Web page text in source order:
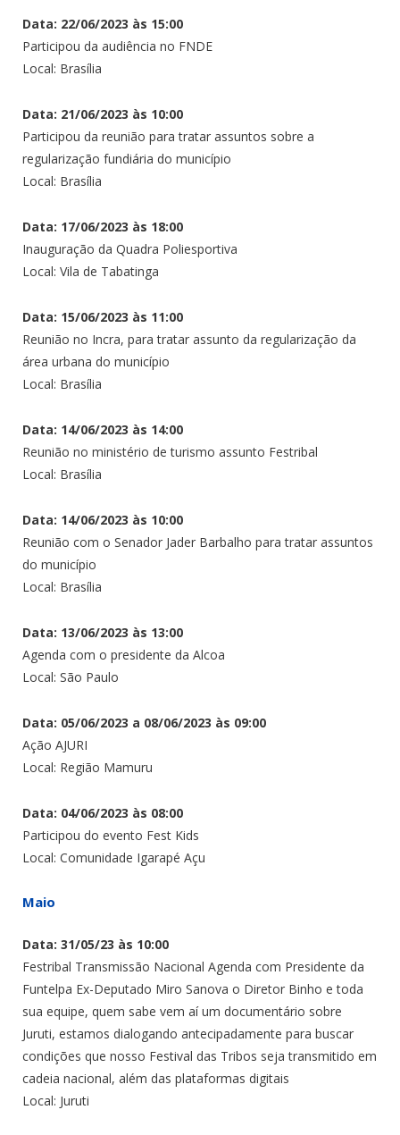
Data: 22/06/2023 às 15:00
Participou da audiência no FNDE
Local: Brasília
Data: 21/06/2023 às 10:00
Participou da reunião para tratar assuntos sobre a
regularização fundiária do município
Local: Brasília
Data: 17/06/2023 às 18:00
Inauguração da Quadra Poliesportiva
Local: Vila de Tabatinga
Data: 15/06/2023 às 11:00
Reunião no Incra, para tratar assunto da regularização da
área urbana do município
Local: Brasília
Data: 14/06/2023 às 14:00
Reunião no ministério de turismo assunto Festribal
Local: Brasília
Data: 14/06/2023 às 10:00
Reunião com o Senador Jader Barbalho para tratar assuntos
do município
Local: Brasília
Data: 13/06/2023 às 13:00
Agenda com o presidente da Alcoa
Local: São Paulo
Data: 05/06/2023 a 08/06/2023 às 09:00
Ação AJURI
Local: Região Mamuru
Data: 04/06/2023 às 08:00
Participou do evento Fest Kids
Local: Comunidade Igarapé Açu
Maio
Data: 31/05/23 às 10:00
Festribal Transmissão Nacional Agenda com Presidente da
Funtelpa Ex-Deputado Miro Sanova o Diretor Binho e toda
sua equipe, quem sabe vem aí um documentário sobre
Juruti, estamos dialogando antecipadamente para buscar
condições que nosso Festival das Tribos seja transmitido em
cadeia nacional, além das plataformas digitais
Local: Juruti